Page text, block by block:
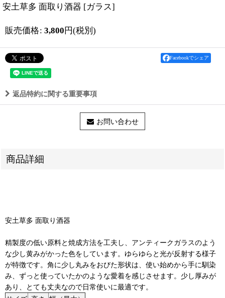
安土草多 面取り酒器 [ガラス]
販売価格: 3,800 円(税別)
Facebookでシェア
返品特約に関する重要事項
お問い合わせ
商品詳細
安土草多 面取り酒器
精製度の低い原料と焼成方法を工夫し、アンティークガラスのよう
な少し黄みがかった色をしています。ゆらゆらと光が反射する様子
が特徴です。角に少し丸みをおびた形状は、使い始めから手に馴染
み、ずっと使っていたかのような愛着を感じさせます。少し厚みが
あり、とても丈夫なので日常使いに最適です。